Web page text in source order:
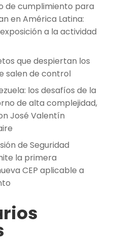
de cumplimiento para
en América Latina:
a la actividad
que despiertan los
salen de control
los desafíos de la
de alta complejidad,
José Valentín
de Seguridad
la primera
CEP aplicable a